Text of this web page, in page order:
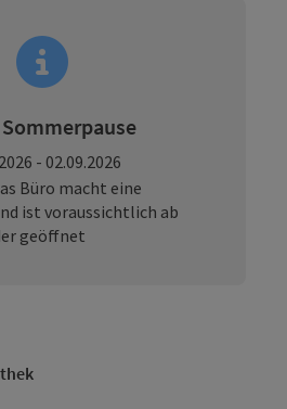
- 02.09.2026
Büro macht eine
ist voraussichtlich ab
geöffnet